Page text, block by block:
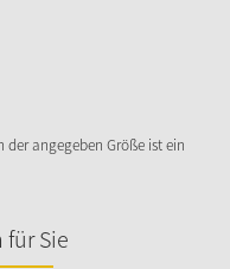
angegeben Größe ist ein
Sie